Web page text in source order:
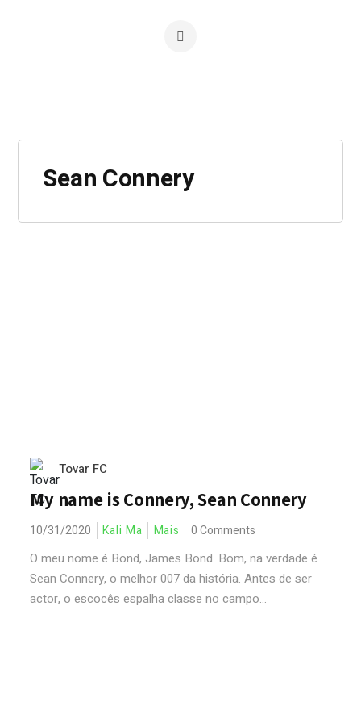
Sean Connery
Tovar FC
My name is Connery, Sean Connery
10/31/2020 Kali Ma Mais 0 Comments
O meu nome é Bond, James Bond. Bom, na verdade é
Sean Connery, o melhor 007 da história. Antes de ser
actor, o escocês espalha classe no campo...